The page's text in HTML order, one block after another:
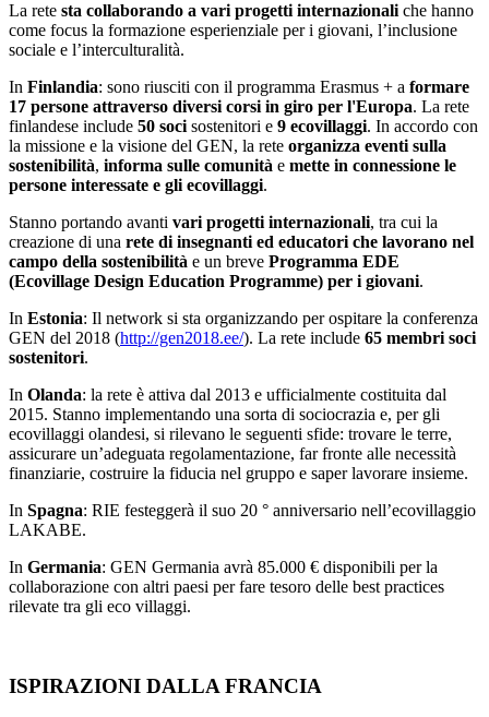
La rete sta collaborando a vari progetti internazionali che hanno
come focus la formazione esperienziale per i giovani, l’inclusione
sociale e l’interculturalità.
In Finlandia: sono riusciti con il programma Erasmus + a formare
17 persone attraverso diversi corsi in giro per l'Europa. La rete
finlandese include 50 soci sostenitori e 9 ecovillaggi. In accordo con
la missione e la visione del GEN, la rete organizza eventi sulla
sostenibilità, informa sulle comunità e mette in connessione le
persone interessate e gli ecovillaggi.
Stanno portando avanti vari progetti internazionali, tra cui la
creazione di una rete di insegnanti ed educatori che lavorano nel
campo della sostenibilità e un breve Programma EDE
(Ecovillage Design Education Programme) per i giovani.
In Estonia: Il network si sta organizzando per ospitare la conferenza
GEN del 2018 (http://gen2018.ee/). La rete include 65 membri soci
sostenitori.
In Olanda: la rete è attiva dal 2013 e ufficialmente costituita dal
2015. Stanno implementando una sorta di sociocrazia e, per gli
ecovillaggi olandesi, si rilevano le seguenti sfide: trovare le terre,
assicurare un’adeguata regolamentazione, far fronte alle necessità
finanziarie, costruire la fiducia nel gruppo e saper lavorare insieme.
In Spagna: RIE festeggerà il suo 20 ° anniversario nell’ecovillaggio
LAKABE.
In Germania: GEN Germania avrà 85.000 € disponibili per la
collaborazione con altri paesi per fare tesoro delle best practices
rilevate tra gli eco villaggi.
ISPIRAZIONI DALLA FRANCIA